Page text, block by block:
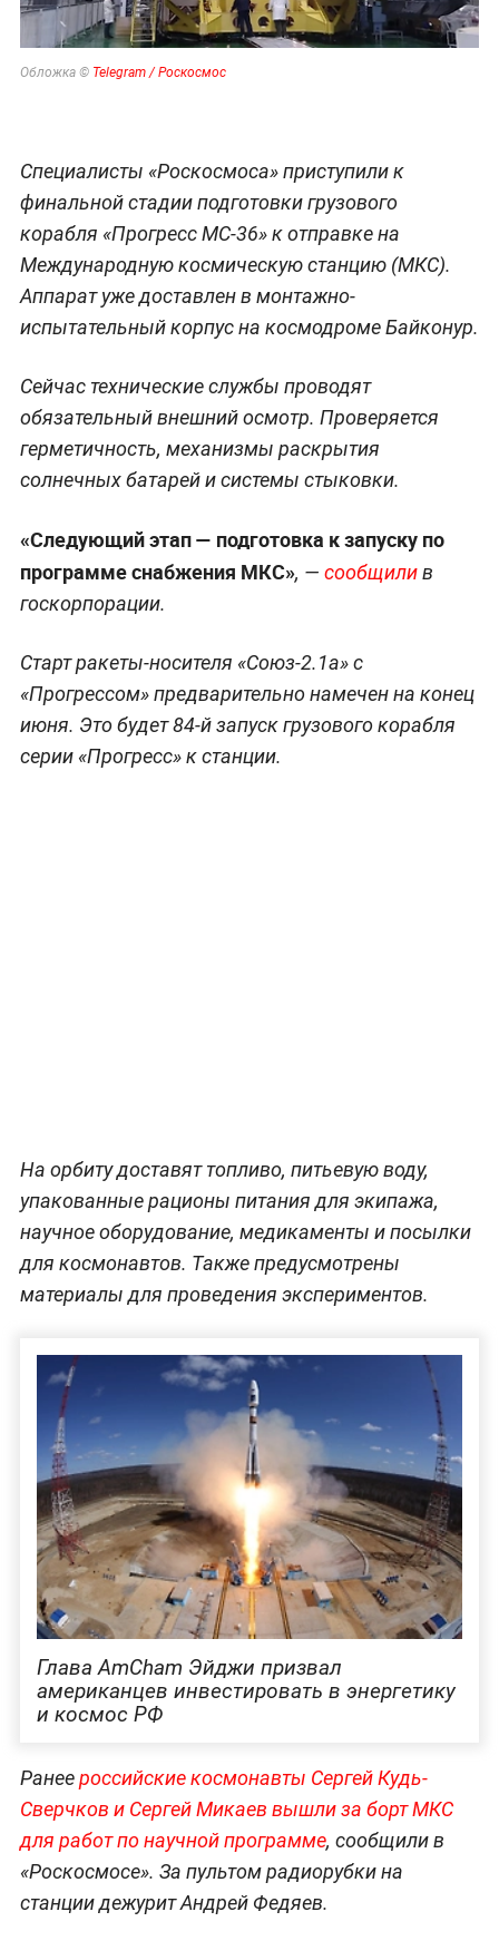
Обложка © Telegram / Роскосмос
Специалисты «Роскосмоса» приступили к
финальной стадии подготовки грузового
корабля «Прогресс МС-36» к отправке на
Международную космическую станцию (МКС).
Аппарат уже доставлен в монтажно-
испытательный корпус на космодроме Байконур.
Сейчас технические службы проводят
обязательный внешний осмотр. Проверяется
герметичность, механизмы раскрытия
солнечных батарей и системы стыковки.
«Следующий этап — подготовка к запуску по
программе снабжения МКС», — сообщилив
госкорпорации.
Старт ракеты-носителя «Союз-2.1а» с
«Прогрессом» предварительно намечен на конец
июня. Это будет 84-й запуск грузового корабля
серии «Прогресс» к станции.
На орбиту доставят топливо, питьевую воду,
упакованные рационы питания для экипажа,
научное оборудование, медикаменты и посылки
для космонавтов. Также предусмотрены
материалы для проведения экспериментов.
Глава AmCham Эйджи призвал
американцев инвестировать в энергетику
и космос РФ
Ранеероссийские космонавты Сергей Кудь-
Сверчков и Сергей Микаев вышли за борт МКС
для работ по научной программе, сообщили в
«Роскосмосе». За пультом радиорубки на
станции дежурит Андрей Федяев.